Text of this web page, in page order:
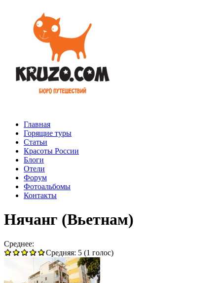
Главная
Горящие туры
Статьи
Красоты России
Блоги
Отели
Форум
Фотоальбомы
Контакты
Нячанг (Вьетнам)
Среднее:
Средняя: 5 (1 голос)